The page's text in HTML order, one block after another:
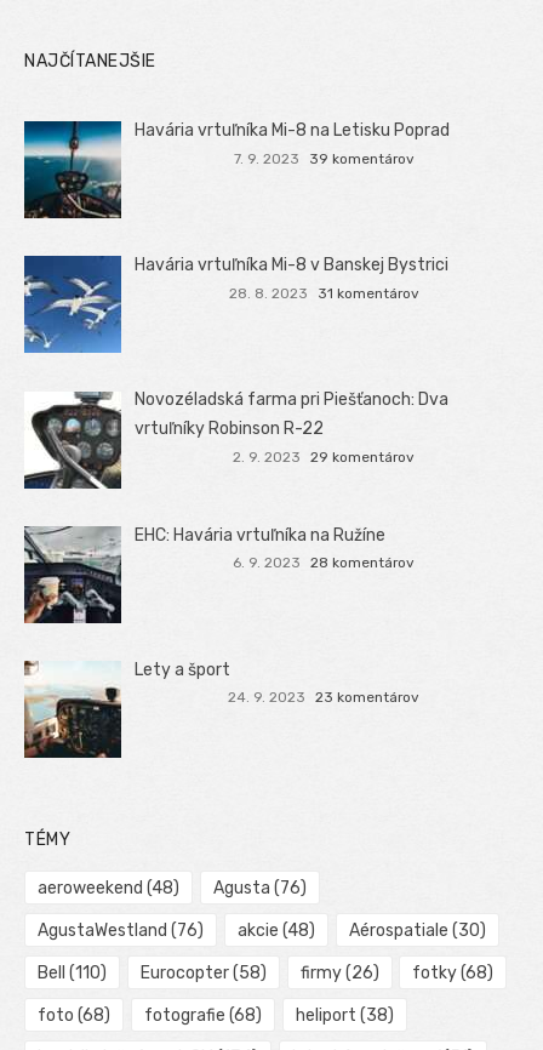
NAJČÍTANEJŠIE
Havária vrtuľníka Mi-8 na Letisku Poprad
7. 9. 2023 39 komentárov
Havária vrtuľníka Mi-8 v Banskej Bystrici
28. 8. 2023 31 komentárov
Novozéladská farma pri Piešťanoch: Dva
vrtuľníky Robinson R-22
2. 9. 2023 29 komentárov
EHC: Havária vrtuľníka na Ružíne
6. 9. 2023 28 komentárov
Lety a šport
24. 9. 2023 23 komentárov
TÉMY
aeroweekend (48) Agusta (76)
AgustaWestland (76) akcie (48) Aérospatiale (30)
Bell (110) Eurocopter(58) firmy(26) fotky(68)
foto (68) fotografie (68) heliport (38)